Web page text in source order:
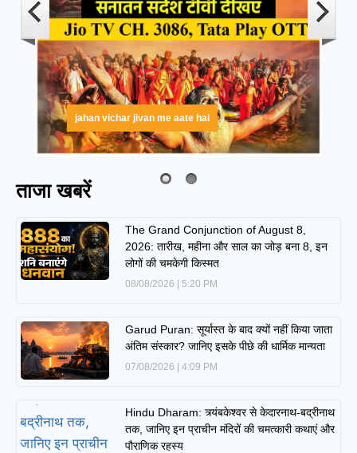
ताजा खबरें
The Grand Conjunction of August 8,
2026: तारीख, महीना और साल का जोड़ बना 8, इन
लोगों की चमकेगी किस्मत
08/08/2026 5:20 PM
Garud Puran: सूर्यास्त के बाद क्यों नहीं किया जाता
अंतिम संस्कार? जानिए इसके पीछे की धार्मिक मान्यता
07/08/2026 4:09 PM
Hindu Dharam: त्र्यंबकेश्वर से केदारनाथ-बद्रीनाथ
तक, जानिए इन प्राचीन मंदिरों की चमत्कारी कथाएं और
पौराणिक रहस्य